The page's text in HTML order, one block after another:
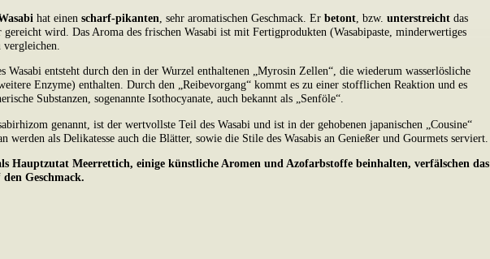
hat einen scharf-pikanten , sehr aromatischen Geschmack. Erbetont, bzw. unterstreichtdas
gereicht wird. Das Aroma des frischen Wasabi ist mit Fertigprodukten (Wasabipaste, minderwertiges
Wasabi entsteht durch den in der Wurzel enthaltenen „Myrosin Zellen“, die wiederum wasserlösliche
Enzyme) enthalten. Durch den „Reibevorgang“ kommt es zu einer stofflichen Reaktion und es
Substanzen, sogenannte Isothocyanate, auch bekannt als „Senföle“.
genannt, ist der wertvollste Teil des Wasabi und ist in der gehobenen japanischen „Cousine“
werden als Delikatesse auch die Blätter, sowie die Stile des Wasabis an Genießer und Gourmets serviert.
Hauptzutat Meerrettich, einige künstliche Aromen und Azofarbstoffe beinhalten, verfälschen das
Geschmack.